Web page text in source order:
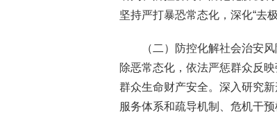
坚持严打暴恐常态化，深化“去
（二）防控化解社会治安
除恶常态化，依法严惩群众反
群众生命财产安全。深入研究
服务体系和疏导机制、危机干